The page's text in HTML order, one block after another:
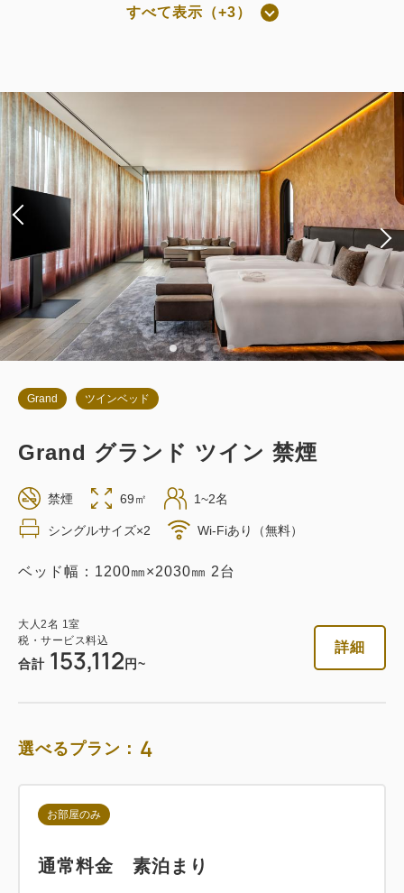
詳細
税・サービス料込
会員価格 85,386円
大人 2名1室
税・サービス料込
合計 89,880円
朝食
in 14:00~ / out 11:00まで
詳細 今すぐ予約
70,348円
お部屋のみ
返金不可 素泊まり
in 14:00~ / out 11:00まで
詳細 今すぐ予約
すべて表示（+3）
Grand ツインベッド
Grand グランド ツイン 禁煙
禁煙 69㎡ 1~2名
シングルサイズ×2 Wi-Fiあり（無料）
ベッド幅：1200㎜×2030㎜ 2台
大人2名 1室
税・サービス料込
合計 153,112 円~
詳細
選べるプラン： 4
お部屋のみ
通常料金 素泊まり